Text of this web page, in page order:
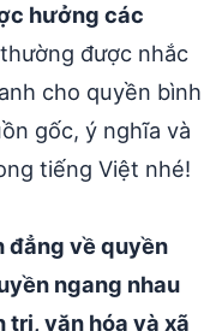
hưởng các
được nhắc
cho quyền bình
gốc, ý nghĩa và
tiếng Việt nhé!
đẳng về quyền
ngang nhau
văn hóa và xã